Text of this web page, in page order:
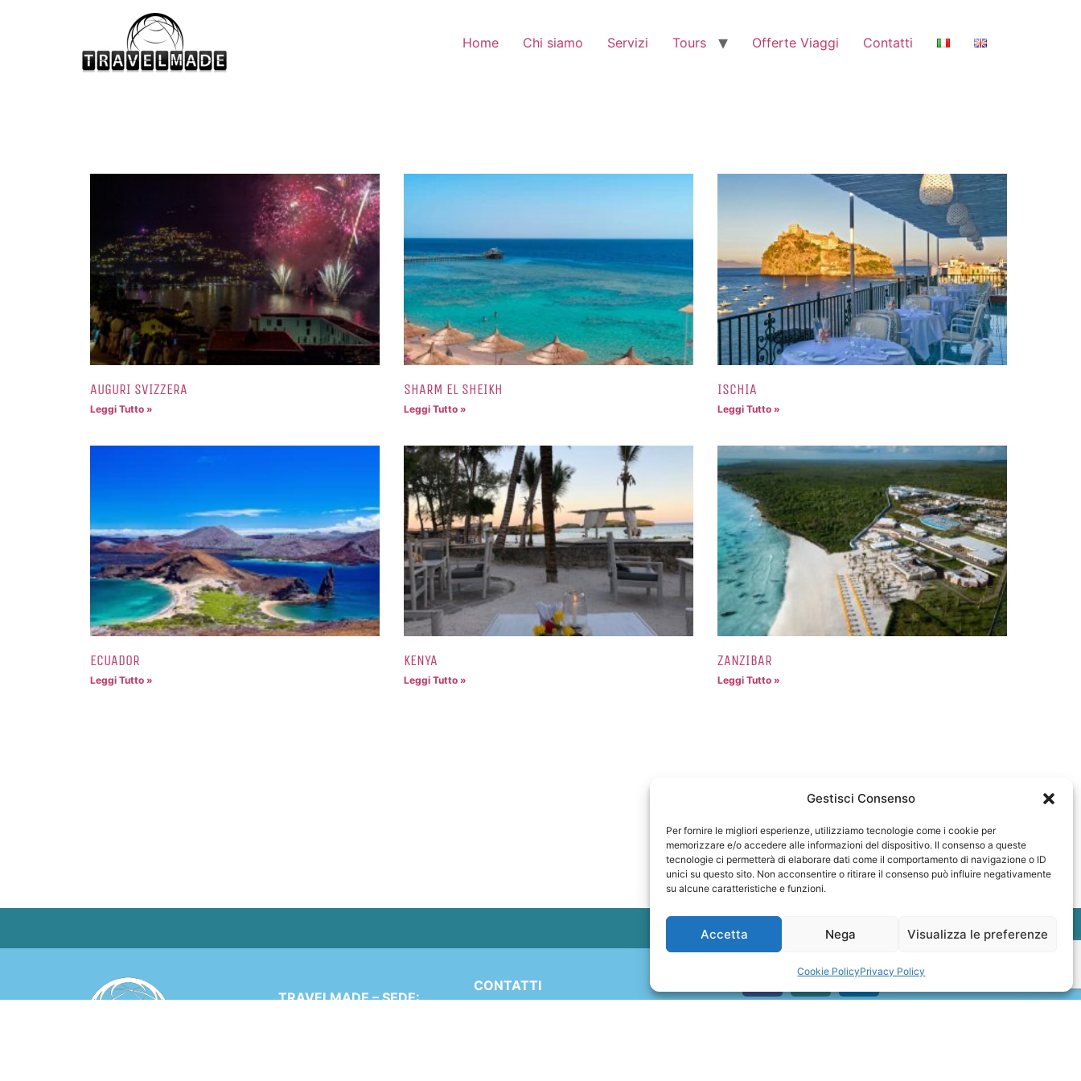
Gestisci Consenso
Per fornire le migliori esperienze, utilizziamo tecnologie come i cookie per
memorizzare e/o accedere alle informazioni del dispositivo. Il consenso a queste
tecnologie ci permetterà di elaborare dati come il comportamento di navigazione o ID
unici su questo sito. Non acconsentire o ritirare il consenso può influire negativamente
su alcune caratteristiche e funzioni.
Accetta Nega Visualizza le preferenze
Cookie PolicyPrivacy Policy
Home Chi siamo Servizi Tours Offerte Viaggi Contatti
AUGURI SVIZZERA
Leggi Tutto »
SHARM EL SHEIKH
Leggi Tutto »
ISCHIA
Leggi Tutto »
ECUADOR
Leggi Tutto »
KENYA
Leggi Tutto »
ZANZIBAR
Leggi Tutto »
TRAVELMADE – SEDE:
CONTATTI
+41 91 2207618